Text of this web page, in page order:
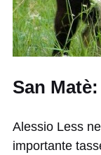
San
Alessio Less
importante